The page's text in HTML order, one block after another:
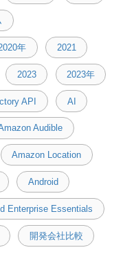
年 2021
2023 2023年
API AI
Audible
Amazon Location
Android
Enterprise Essentials
開発会社比較